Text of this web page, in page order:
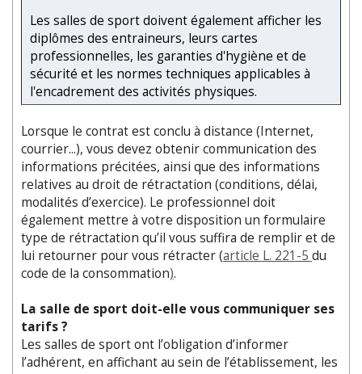
Les salles de sport doivent également afficher les
diplômes des entraineurs, leurs cartes
professionnelles, les garanties d'hygiène et de
sécurité et les normes techniques applicables à
l'encadrement des activités physiques.
Lorsque le contrat est conclu à distance (Internet,
courrier...), vous devez obtenir communication des
informations précitées, ainsi que des informations
relatives au droit de rétractation (conditions, délai,
modalités d’exercice). Le professionnel doit
également mettre à votre disposition un formulaire
type de rétractation qu’il vous suffira de remplir et de
lui retourner pour vous rétracter (article L. 221-5 du
code de la consommation).
La salle de sport doit-elle vous communiquer ses
tarifs ?
Les salles de sport ont l’obligation d’informer
l’adhérent, en affichant au sein de l’établissement, les